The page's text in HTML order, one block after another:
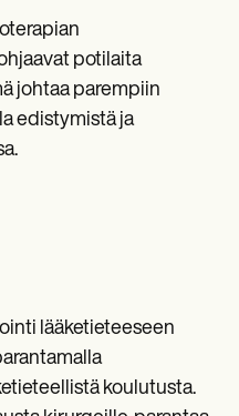
potilaita
johtaa parempiin
edistymistä ja
lääketieteeseen
koulutusta.